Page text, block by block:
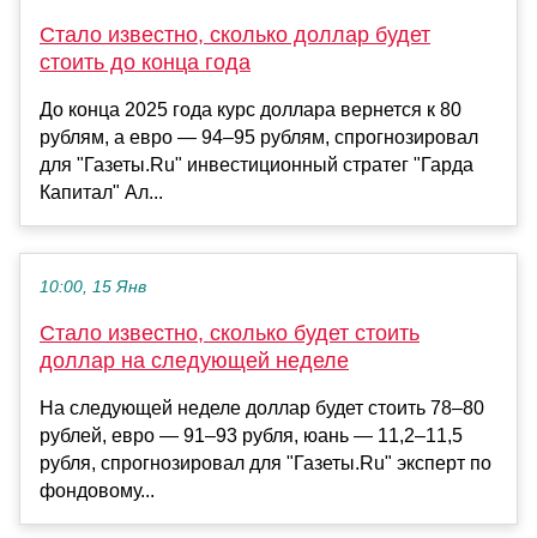
Стало известно, сколько доллар будет
стоить до конца года
До конца 2025 года курс доллара вернется к 80
рублям, а евро — 94–95 рублям, спрогнозировал
для "Газеты.Ru" инвестиционный стратег "Гарда
Капитал" Ал...
10:00, 15 Янв
Стало известно, сколько будет стоить
доллар на следующей неделе
На следующей неделе доллар будет стоить 78–80
рублей, евро — 91–93 рубля, юань — 11,2–11,5
рубля, спрогнозировал для "Газеты.Ru" эксперт по
фондовому...